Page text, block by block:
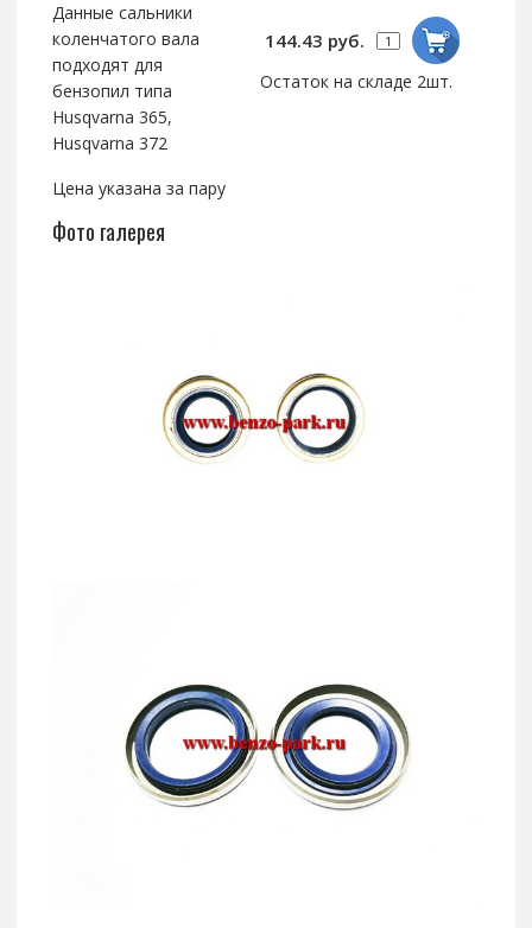
144.43 руб.
Остаток на складе 2шт.
Данные сальники
коленчатого вала
подходят для
бензопил типа
Husqvarna 365,
Husqvarna 372
Цена указана за пару
Фото галерея